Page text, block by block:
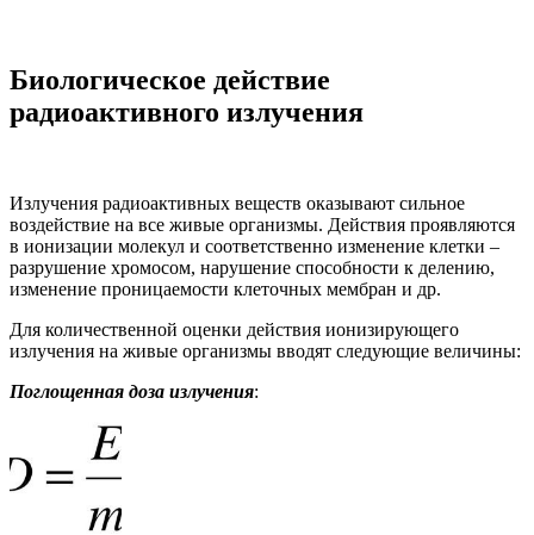
Биологическое действие
радиоактивного излучения
Излучения радиоактивных веществ оказывают сильное
воздействие на все живые организмы. Действия проявляются
в ионизации молекул и соответственно изменение клетки –
разрушение хромосом, нарушение способности к делению,
изменение проницаемости клеточных мембран и др.
Для количественной оценки действия ионизирующего
излучения на живые организмы вводят следующие величины:
Поглощенная доза излучения: